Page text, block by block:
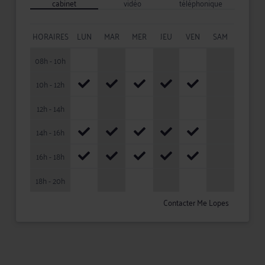
HORAIRES LUN MAR MER JEU VEN
SAM
08h - 10h
10h - 12h
12h - 14h
14h - 16h
16h - 18h
18h - 20h
Contacter Me Lopes